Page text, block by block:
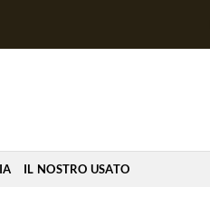
IL NOSTRO USATO